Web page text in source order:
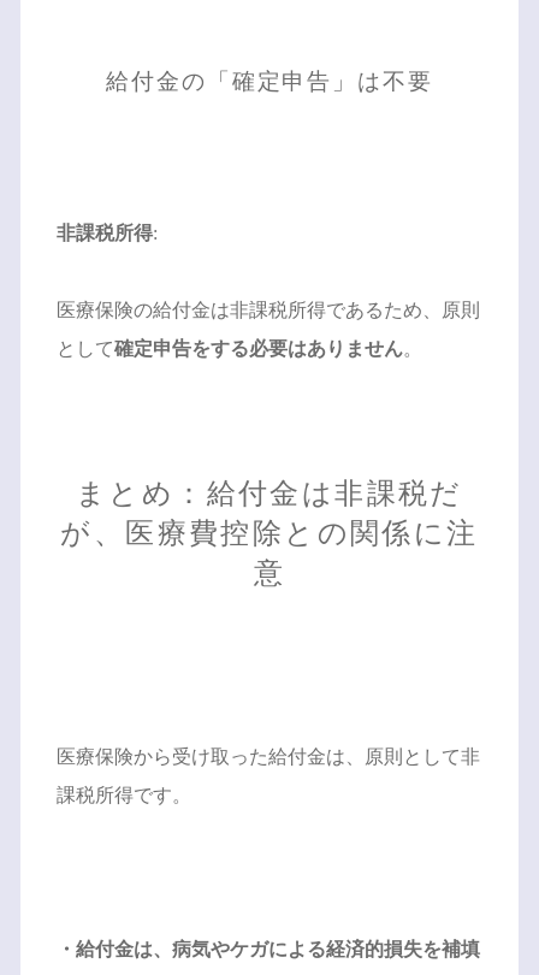
給付金の「確定申告」は不要
非課税所得:
医療保険の給付金は非課税所得であるため、原則
として確定申告をする必要はありません。
まとめ：給付金は非課税だ
が、医療費控除との関係に注
意
医療保険から受け取った給付金は、原則として非
課税所得です。
・給付金は、病気やケガによる経済的損失を補填